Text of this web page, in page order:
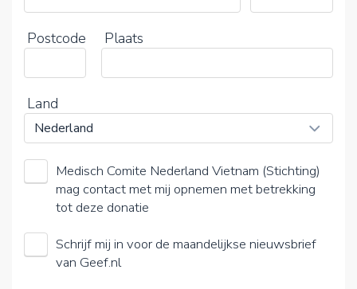
Postcode Plaats
Land
Medisch Comite Nederland Vietnam (Stichting)
mag contact met mij opnemen met betrekking
tot deze donatie
Schrijf mij in voor de maandelijkse nieuwsbrief
van Geef.nl